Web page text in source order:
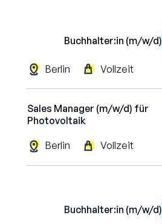
Buchhalter:in (m/w/d)
Berlin Vollzeit
Sales Manager (m/w/d) für
Photovoltaik
Berlin Vollzeit
Buchhalter:in (m/w/d)